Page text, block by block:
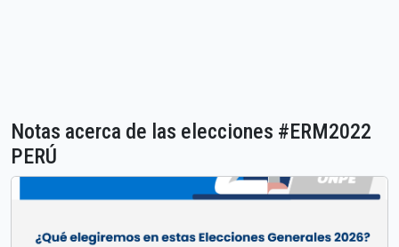
Notas acerca de las elecciones #ERM2022
PERÚ